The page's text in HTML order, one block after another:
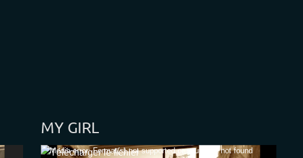
MY GIRL
Lecteur
Media error: Format(s) not supported or source(s) not found